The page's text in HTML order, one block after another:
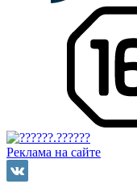
Реклама на сайте